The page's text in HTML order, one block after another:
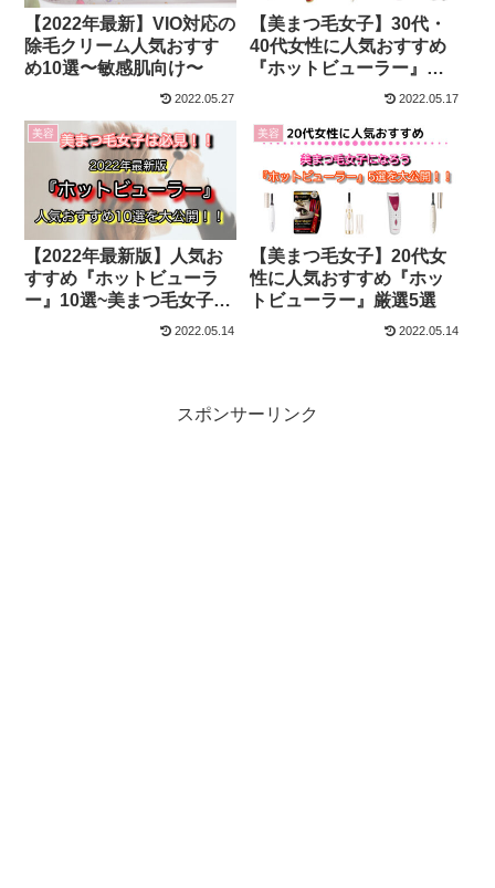
【2022年最新】VIO対応の
除毛クリーム人気おすす
め10選〜敏感肌向け〜
2022.05.27
【美まつ毛女子】30代・
40代女性に人気おすすめ
『ホットビューラー』厳
2022.05.17
美容
【2022年最新版】人気お
すすめ『ホットビューラ
ー』10選~美まつ毛女子必
2022.05.14
美容
【美まつ毛女子】20代女
性に人気おすすめ『ホッ
トビューラー』厳選5選
2022.05.14
スポンサーリンク